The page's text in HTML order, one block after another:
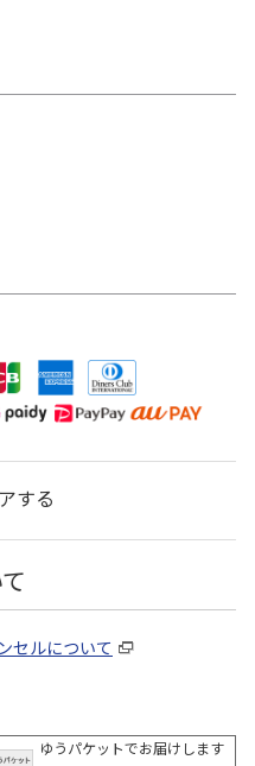
する
セルについて
ゆうパケットでお届けします